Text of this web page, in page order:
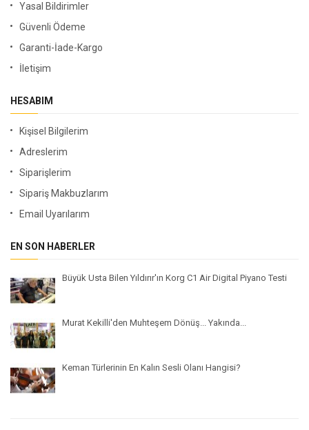
Yasal Bildirimler
Güvenli Ödeme
Garanti-İade-Kargo
İletişim
HESABIM
Kişisel Bilgilerim
Adreslerim
Siparişlerim
Sipariş Makbuzlarım
Email Uyarılarım
EN SON HABERLER
Büyük Usta Bilen Yıldırır'ın Korg C1 Air Digital Piyano Testi
Murat Kekilli'den Muhteşem Dönüş... Yakında...
Keman Türlerinin En Kalın Sesli Olanı Hangisi?